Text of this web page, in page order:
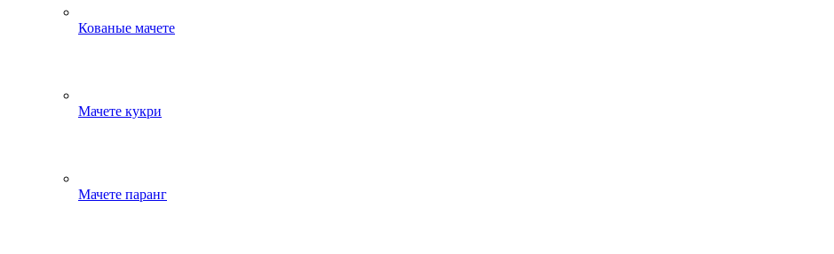
Кованые мачете
Мачете кукри
Мачете паранг